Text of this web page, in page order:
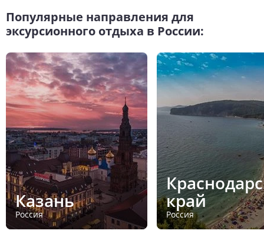
Популярные направления для
эксурсионного отдыха в России:
Казань
Россия
край
Россия